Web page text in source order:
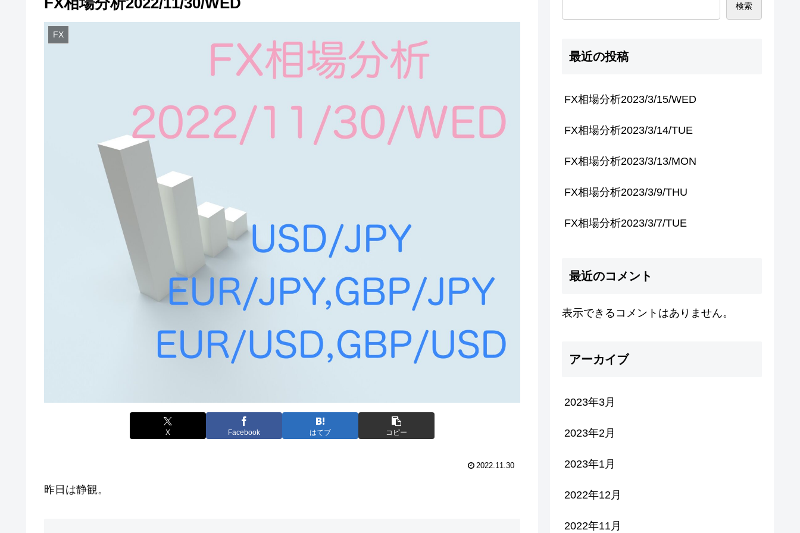
FX
X Facebook はてブ コピー
2022.11.30
昨日は静観。
検索
最近の投稿
FX相場分析2023/3/15/WED
FX相場分析2023/3/14/TUE
FX相場分析2023/3/13/MON
FX相場分析2023/3/9/THU
FX相場分析2023/3/7/TUE
最近のコメント
表示できるコメントはありません。
アーカイブ
2023年3月
2023年2月
2023年1月
2022年12月
2022年11月